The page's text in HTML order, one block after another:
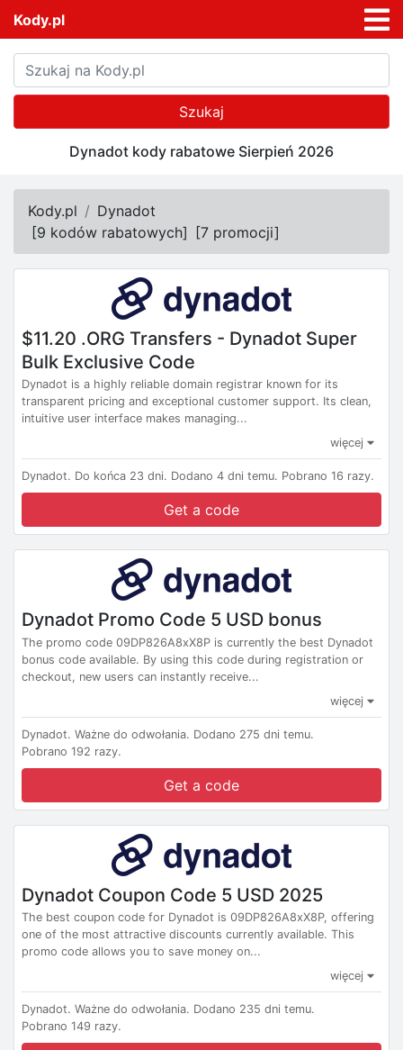
Kody.pl
Szukaj
Dynadot kody rabatowe Sierpień 2026
Kody.pl
Dynadot
[9 kodów rabatowych] [7 promocji]
$11.20 .ORG Transfers - Dynadot Super
Bulk Exclusive Code
Dynadot is a highly reliable domain registrar known for its
transparent pricing and exceptional customer support. Its clean,
intuitive user interface makes managing...
więcej
Dynadot. Do końca 23 dni. Dodano 4 dni temu. Pobrano 16 razy.
Get a code
Dynadot Promo Code 5 USD bonus
The promo code 09DP826A8xX8P is currently the best Dynadot
bonus code available. By using this code during registration or
checkout, new users can instantly receive...
więcej
Dynadot. Ważne do odwołania. Dodano 275 dni temu.
Pobrano 192 razy.
Get a code
Dynadot Coupon Code 5 USD 2025
The best coupon code for Dynadot is 09DP826A8xX8P, offering
one of the most attractive discounts currently available. This
promo code allows you to save money on...
więcej
Dynadot. Ważne do odwołania. Dodano 235 dni temu.
Pobrano 149 razy.